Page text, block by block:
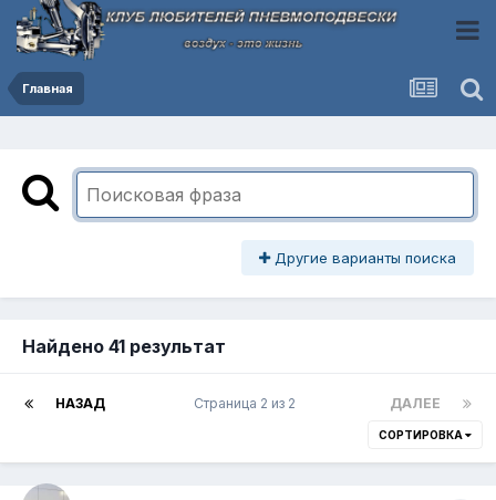
Главная
Другие варианты поиска
Найдено 41 результат
НАЗАД ДАЛЕЕ
Страница 2 из 2
СОРТИРОВКА